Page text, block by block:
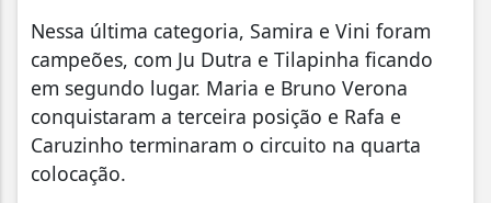
Nessa última categoria, Samira e Vini foram
campeões, com Ju Dutra e Tilapinha ficando
em segundo lugar. Maria e Bruno Verona
conquistaram a terceira posição e Rafa e
Caruzinho terminaram o circuito na quarta
colocação.